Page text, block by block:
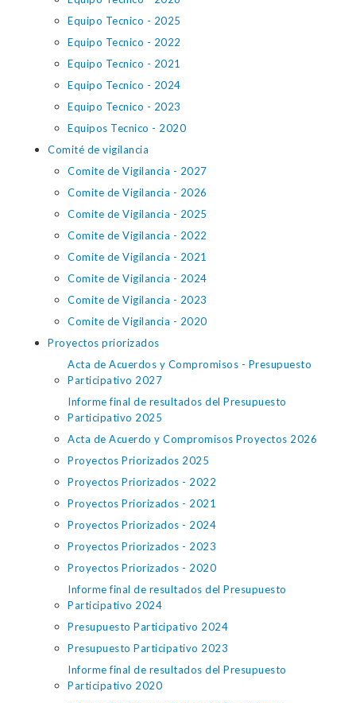
Equipo Tecnico - 2025
Equipo Tecnico - 2022
Equipo Tecnico - 2021
Equipo Tecnico - 2024
Equipo Tecnico - 2023
Equipos Tecnico - 2020
Comité de vigilancia
Comite de Vigilancia - 2027
Comite de Vigilancia - 2026
Comite de Vigilancia - 2025
Comite de Vigilancia - 2022
Comite de Vigilancia - 2021
Comite de Vigilancia - 2024
Comite de Vigilancia - 2023
Comite de Vigilancia - 2020
Proyectos priorizados
Acta de Acuerdos y Compromisos - Presupuesto
Participativo 2027
Informe final de resultados del Presupuesto
Participativo 2025
Acta de Acuerdo y Compromisos Proyectos 2026
Proyectos Priorizados 2025
Proyectos Priorizados - 2022
Proyectos Priorizados - 2021
Proyectos Priorizados - 2024
Proyectos Priorizados - 2023
Proyectos Priorizados - 2020
Informe final de resultados del Presupuesto
Participativo 2024
Presupuesto Participativo 2024
Presupuesto Participativo 2023
Informe final de resultados del Presupuesto
Participativo 2020